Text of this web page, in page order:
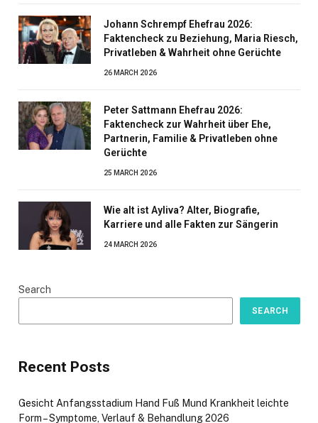
Johann Schrempf Ehefrau 2026:
Faktencheck zu Beziehung, Maria Riesch,
Privatleben & Wahrheit ohne Gerüchte
26 MARCH 2026
Peter Sattmann Ehefrau 2026:
Faktencheck zur Wahrheit über Ehe,
Partnerin, Familie & Privatleben ohne
Gerüchte
25 MARCH 2026
Wie alt ist Ayliva? Alter, Biografie,
Karriere und alle Fakten zur Sängerin
24 MARCH 2026
Search
SEARCH
Recent Posts
Gesicht Anfangsstadium Hand Fuß Mund Krankheit leichte
Form – Symptome, Verlauf & Behandlung 2026